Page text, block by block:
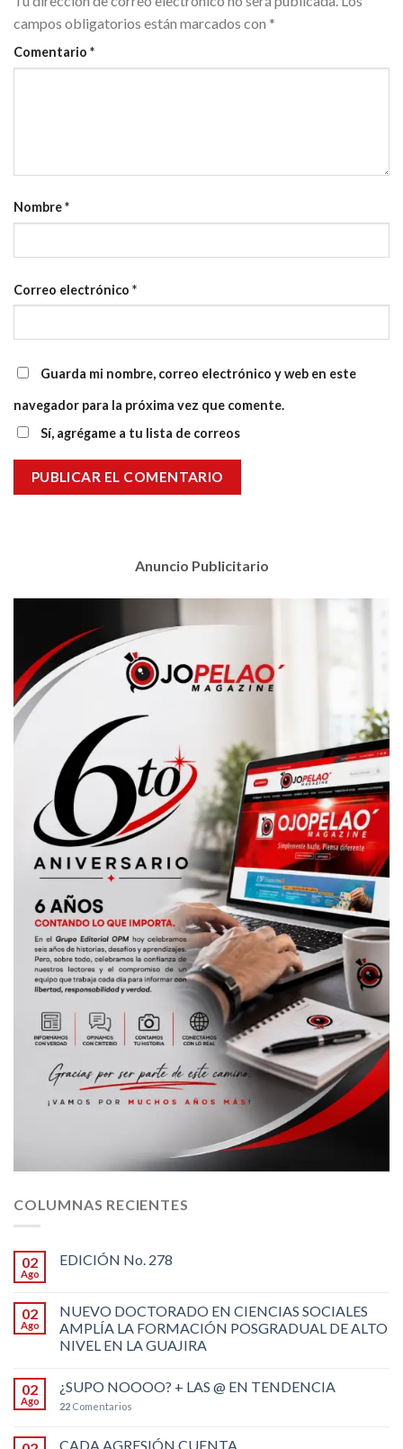
campos obligatorios están marcados con *
Comentario *
Nombre*
Correo electrónico *
Guarda mi nombre, correo electrónico y web en este
navegador para la próxima vez que comente.
Sí, agrégame a tu lista de correos
Anuncio Publicitario
COLUMNAS RECIENTES
02
Ago
EDICIÓN No. 278
02
Ago
NUEVO DOCTORADO EN CIENCIAS SOCIALES
AMPLÍA LA FORMACIÓN POSGRADUAL DE ALTO
NIVEL EN LA GUAJIRA
02
Ago
¿SUPO NOOOO? + LAS @ EN TENDENCIA
22 Comentarios
CADA AGRESIÓN CUENTA